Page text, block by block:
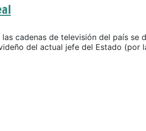
cadenas de televisión del país se
del actual jefe del Estado (por